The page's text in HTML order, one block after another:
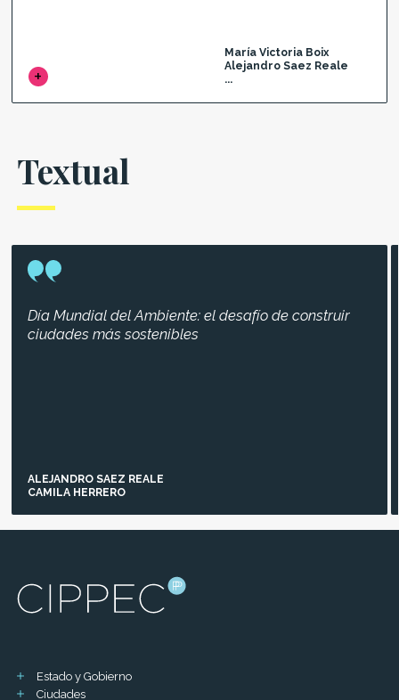
María Victoria Boix
Alejandro Saez Reale
...
Textual
Día Mundial del Ambiente: el desafío de construir
ciudades más sostenibles
ALEJANDRO SAEZ REALE
CAMILA HERRERO
Estado y Gobierno
Ciudades